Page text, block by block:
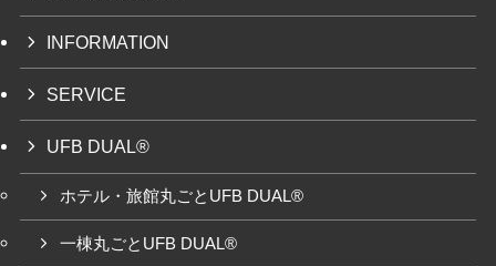
INFORMATION
SERVICE
UFB DUAL®
ホテル・旅館丸ごとUFB DUAL®
一棟丸ごとUFB DUAL®